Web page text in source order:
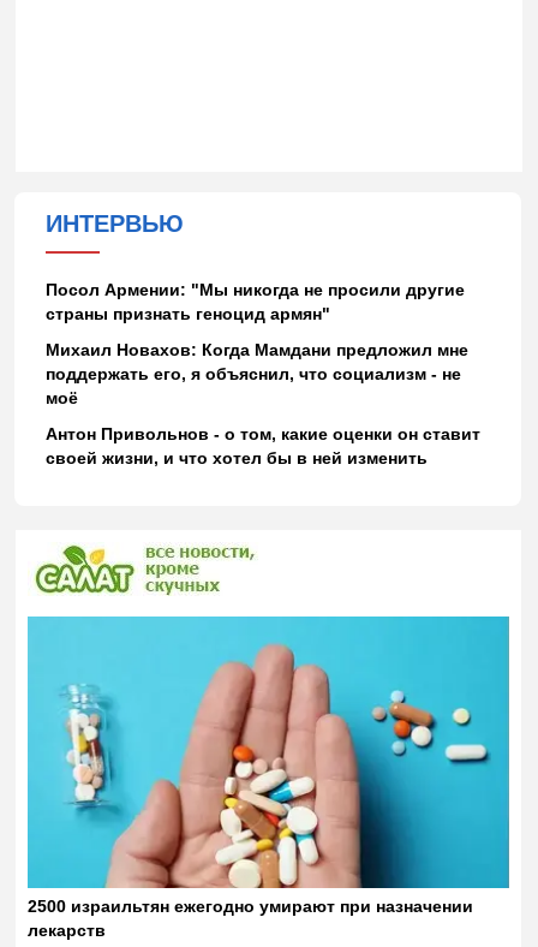
ИНТЕРВЬЮ
Посол Армении: "Мы никогда не просили другие
страны признать геноцид армян"
Михаил Новахов: Когда Мамдани предложил мне
поддержать его, я объяснил, что социализм - не
моё
Антон Привольнов - о том, какие оценки он ставит
своей жизни, и что хотел бы в ней изменить